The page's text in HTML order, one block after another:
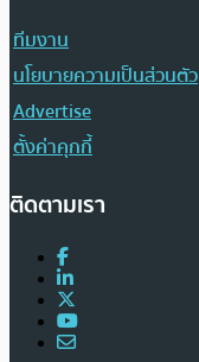
ทีมงาน
นโยบายความเป็นส่วนตัว
Advertise
ตั้งค่าคุกกี้
ติดตามเรา